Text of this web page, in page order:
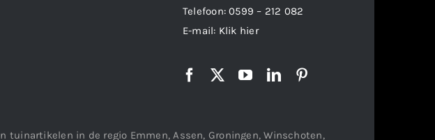
Telefoon:0599 – 212 082
E-mail: Klik hier
in de regio Emmen, Assen, Groningen, Winschoten,